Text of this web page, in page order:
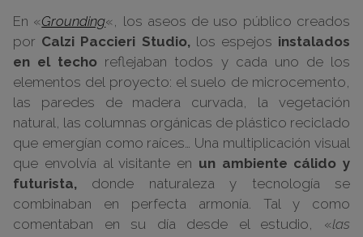
En «Grounding«, los aseos de uso público creados
por Calzi Paccieri Studio,los espejos instalados
en el techo reflejaban todos y cada uno de los
elementos del proyecto: el suelo de microcemento,
las paredes de madera curvada, la vegetación
natural, las columnas orgánicas de plástico reciclado
que emergían como raíces… Una multiplicación visual
que envolvía al visitante en un ambiente cálido y
futurista, donde naturaleza y tecnología se
combinaban en perfecta armonía. Tal y como
comentaban en su día desde el estudio, «las